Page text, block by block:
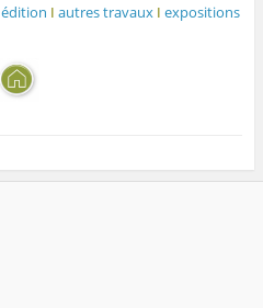
édition I autres travaux I expositions